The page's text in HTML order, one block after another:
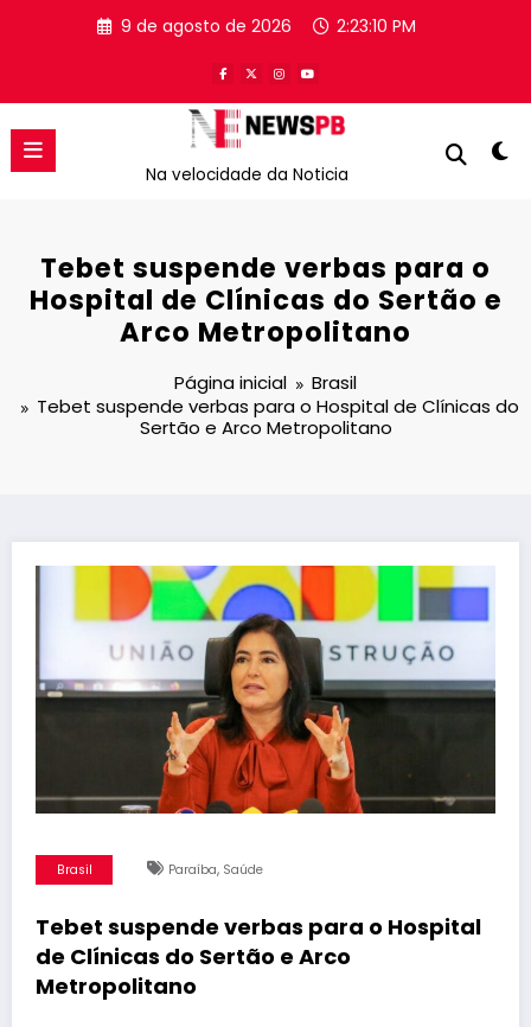
9 de agosto de 2026 2:23:10 PM
Na velocidade da Noticia
Tebet suspende verbas para o
Hospital de Clínicas do Sertão e
Arco Metropolitano
Página inicial
Brasil
Tebet suspende verbas para o Hospital de Clínicas do
Sertão e Arco Metropolitano
Brasil Paraíba, Saúde
Tebet suspende verbas para o Hospital
de Clínicas do Sertão e Arco
Metropolitano